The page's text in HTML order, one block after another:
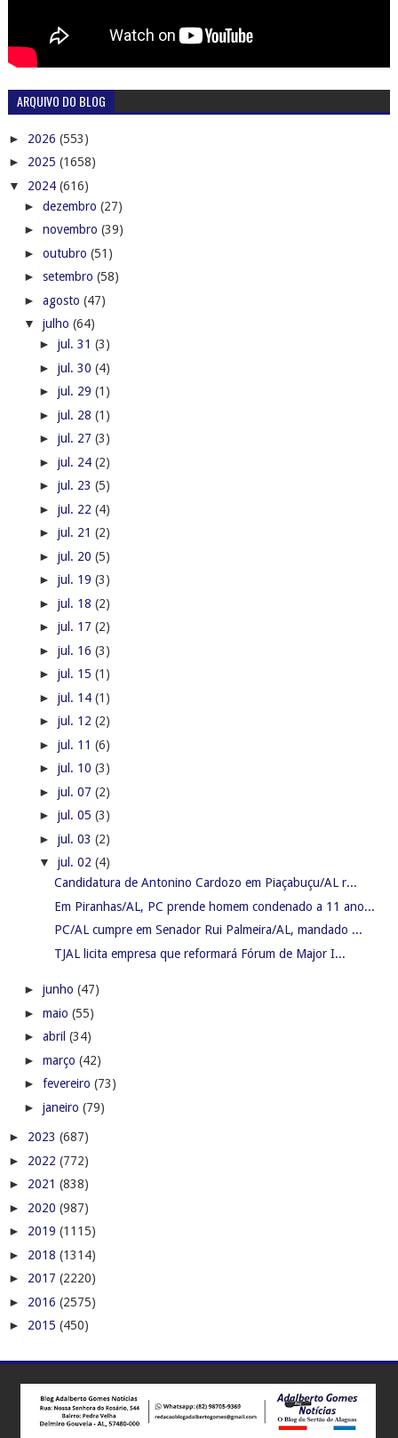
ARQUIVO DO BLOG
► 2026 (553)
► 2025 (1658)
▼ 2024 (616)
► dezembro (27)
► novembro (39)
► outubro (51)
► setembro (58)
► agosto (47)
▼ julho (64)
► jul. 31 (3)
► jul. 30 (4)
► jul. 29 (1)
► jul. 28 (1)
► jul. 27 (3)
► jul. 24 (2)
► jul. 23 (5)
► jul. 22 (4)
► jul. 21 (2)
► jul. 20 (5)
► jul. 19 (3)
► jul. 18 (2)
► jul. 17 (2)
► jul. 16 (3)
► jul. 15 (1)
► jul. 14 (1)
► jul. 12 (2)
► jul. 11 (6)
► jul. 10 (3)
► jul. 07 (2)
► jul. 05 (3)
► jul. 03 (2)
▼ jul. 02 (4)
Candidatura de Antonino Cardozo em Piaçabuçu/AL r...
Em Piranhas/AL, PC prende homem condenado a 11 ano...
PC/AL cumpre em Senador Rui Palmeira/AL, mandado ...
TJAL licita empresa que reformará Fórum de Major I...
► junho (47)
► maio (55)
► abril (34)
► março (42)
► fevereiro (73)
► janeiro (79)
► 2023 (687)
► 2022 (772)
► 2021 (838)
► 2020 (987)
► 2019 (1115)
► 2018 (1314)
► 2017 (2220)
► 2016 (2575)
► 2015 (450)